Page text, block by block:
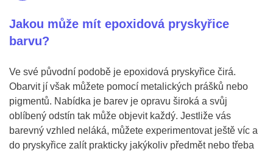
Jakou může mít epoxidová pryskyřice
barvu?
Ve své původní podobě je epoxidová pryskyřice čirá.
Obarvit jí však můžete pomocí metalických prášků nebo
pigmentů. Nabídka je barev je opravu široká a svůj
oblíbený odstín tak může objevit každý. Jestliže vás
barevný vzhled neláká, můžete experimentovat ještě víc a
do pryskyřice zalít prakticky jakýkoliv předmět nebo třeba